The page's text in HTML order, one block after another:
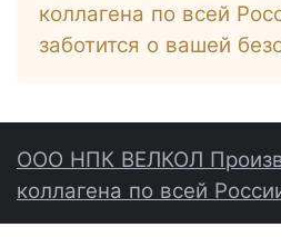
коллагена по всей
заботится о вашей
ООО НПК ВЕЛКОЛ
коллагена по всей